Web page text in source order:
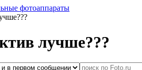
фотоаппараты
лучше???